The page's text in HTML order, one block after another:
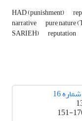
HAD (punishment)
narrative pure nature
SARIEH) reputation
151-